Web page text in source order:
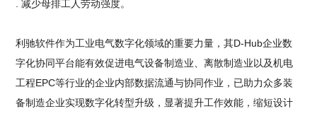
. 减少母排工人劳动强度。
利驰软件作为工业电气数字化领域的重要力量，其D-Hub企业数
字化协同平台能有效促进电气设备制造业、离散制造业以及机电
工程EPC等行业的企业内部数据流通与协同作业，已助力众多装
备制造企业实现数字化转型升级，显著提升工作效能，缩短设计